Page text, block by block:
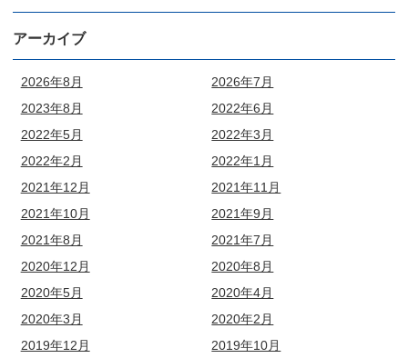
アーカイブ
2026年8月
2026年7月
2023年8月
2022年6月
2022年5月
2022年3月
2022年2月
2022年1月
2021年12月
2021年11月
2021年10月
2021年9月
2021年8月
2021年7月
2020年12月
2020年8月
2020年5月
2020年4月
2020年3月
2020年2月
2019年12月
2019年10月